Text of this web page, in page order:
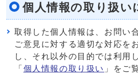
個人情報の取り扱い
取得した個人情報は、お問い
ご意見に対する適切な対応を
し、それ以外の目的では利用
「 個人情報の取り扱い 」をご